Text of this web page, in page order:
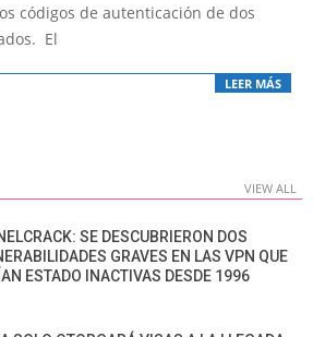
códigos de autenticación de dos
El
LEER MÁS
VIEW ALL
SE DESCUBRIERON DOS
GRAVES EN LAS VPN QUE
ESTADO INACTIVAS DESDE 1996